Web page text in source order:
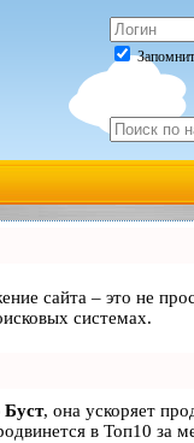
сайта – это не
системах.
Буст, она ускоряет
в Топ10 за